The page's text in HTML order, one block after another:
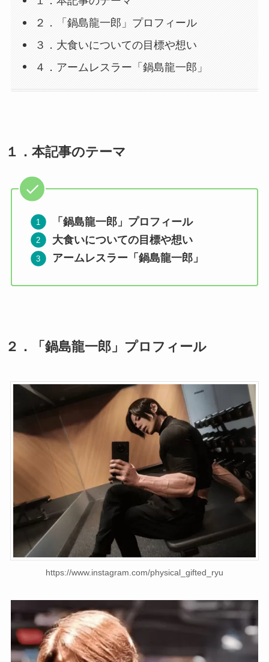
２．「鍋島龍一郎」プロフィール
３．大食いについての目標や想い
４．アームレスラー「鍋島龍一郎」
１． 本記事のテーマ
「鍋島龍一郎」プロフィール
大食いについての目標や想い
アームレスラー「鍋島龍一郎」
２．「鍋島龍一郎」プロフィール
https://www.instagram.com/physical_gifted_ryu